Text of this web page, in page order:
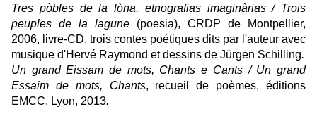
Tres pòbles de la lòna, etnografias imaginàrias / Trois
peuples de la lagune (poesia), CRDP de Montpellier,
2006, livre-CD, trois contes poétiques dits par l'auteur avec
musique d'Hervé Raymond et dessins de Jürgen Schilling.
Un grand Eissam de mots, Chants e Cants / Un grand
Essaim de mots, Chants, recueil de poèmes, éditions
EMCC, Lyon, 2013.